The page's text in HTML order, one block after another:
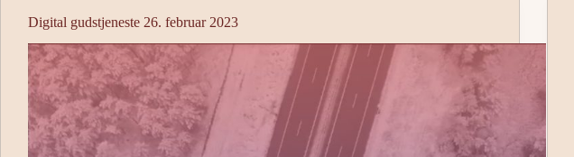
Digital gudstjeneste 26. februar 2023